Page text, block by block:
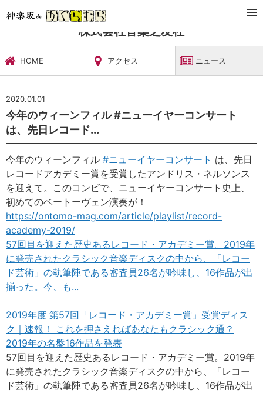
文化施設・ギャラリー
株式会社音楽之友社
HOME アクセス ニュース
2020.01.01
今年のウィーンフィル #ニューイヤーコンサート
は、先日レコード...
今年のウィーンフィル #ニューイヤーコンサート は、先日
レコードアカデミー賞を受賞したアンドリス・ネルソンス
を迎えて。このコンビで、ニューイヤーコンサート史上、
初めてのベートーヴェン演奏が！
https://ontomo-mag.com/article/playlist/record-
academy-2019/
57回目を迎えた歴史あるレコード・アカデミー賞。2019年
に発売されたクラシック音楽ディスクの中から、「レコー
ド芸術」の執筆陣である審査員26名が吟味し、16作品が出
揃った。今、も...
2019年度 第57回「レコード・アカデミー賞」受賞ディス
ク｜速報！ これを押さえればあなたもクラシック通？
2019年の名盤16作品を発表
57回目を迎えた歴史あるレコード・アカデミー賞。2019年
に発売されたクラシック音楽ディスクの中から、「レコー
ド芸術」の執筆陣である審査員26名が吟味し、16作品が出